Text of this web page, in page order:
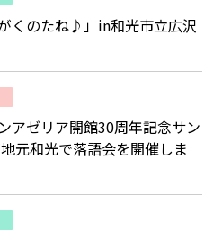
くのたね♪」in和光市立広沢
アゼリア開館30周年記念サン
元和光で落語会を開催しま